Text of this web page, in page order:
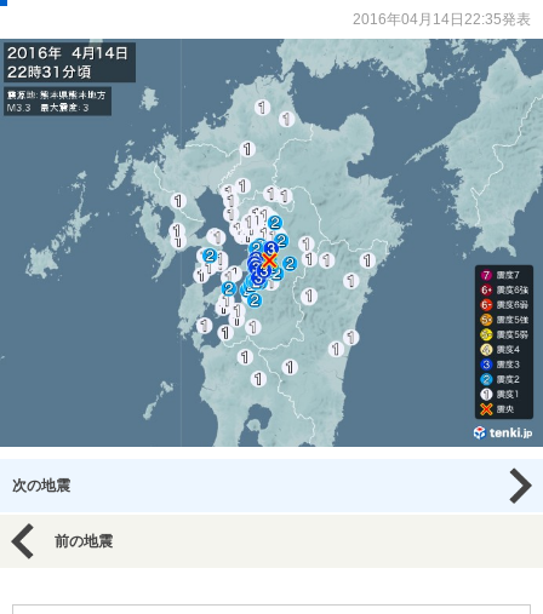
2016年04月14日22:35発表
次の地震
前の地震